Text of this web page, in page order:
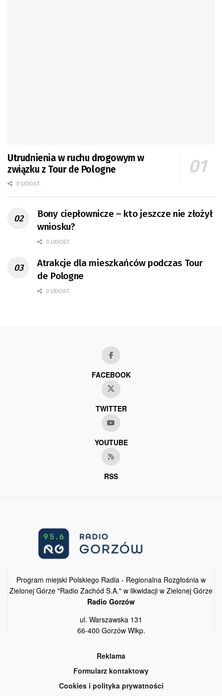
Utrudnienia w ruchu drogowym w
związku z Tour de Pologne
0 UDOST.
Bony ciepłownicze – kto jeszcze nie złożył
wniosku?
0 UDOST.
Atrakcje dla mieszkańców podczas Tour
de Pologne
0 UDOST.
FACEBOOK
TWITTER
YOUTUBE
RSS
Program miejski Polskiego Radia - Regionalna Rozgłośnia w
Zielonej Górze "Radio Zachód S.A." w likwidacji w Zielonej Górze
Radio Gorzów
ul. Warszawska 131
66-400 Gorzów Wlkp.
Reklama
Formularz kontaktowy
Cookies i polityka prywatności